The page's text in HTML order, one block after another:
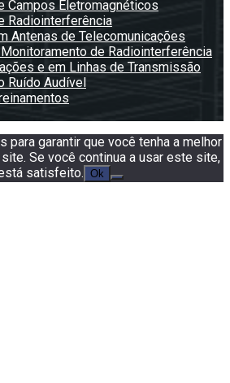
Campos Eletromagnéticos
Radiointerferência
Antenas de Telecomunicações
de Radiointerferência
e em Linhas de Transmissão
Ruído Audível
para garantir que você tenha a melhor
Se você continua a usar este site,
satisfeito. Ok